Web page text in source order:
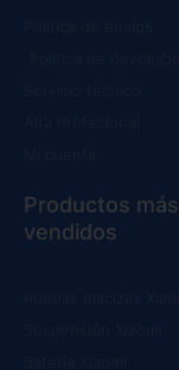
Productos más
vendidos